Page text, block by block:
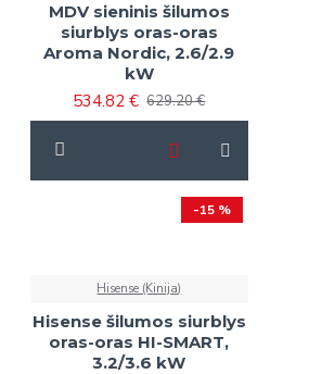
MDV sieninis šilumos
siurblys oras-oras
Aroma Nordic, 2.6/2.9
kW
534.82 € 629.20 €
-15 %
Hisense (Kinija)
Hisense šilumos siurblys
oras-oras HI-SMART,
3.2/3.6 kW